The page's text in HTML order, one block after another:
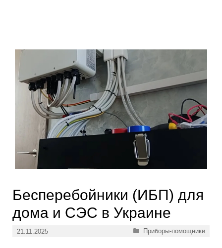
Бесперебойники (ИБП) для
дома и СЭС в Украине
21.11.2025 Рубрики
Приборы-помощники